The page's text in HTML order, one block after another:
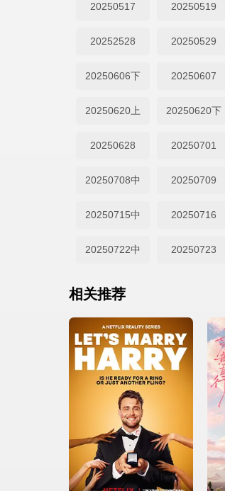
20250517 20250519
20252528 20250529
20250606下 20250607
20250620上 20250620下
20250628 20250701
20250708中 20250709
20250715中 20250716
20250722中 20250723
相关推荐